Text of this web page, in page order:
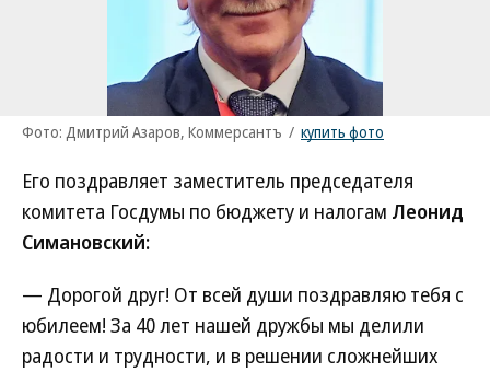
Фото: Дмитрий Азаров, Коммерсантъ / купить фото
Его поздравляет заместитель председателя
комитета Госдумы по бюджету и налогам Леонид
Симановский:
— Дорогой друг! От всей души поздравляю тебя с
юбилеем! За 40 лет нашей дружбы мы делили
радости и трудности, и в решении сложнейших